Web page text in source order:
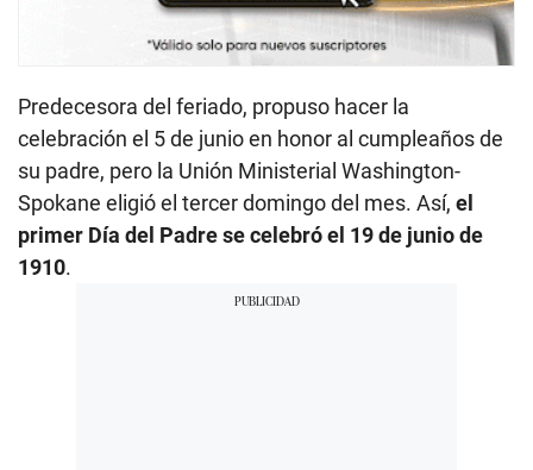
Predecesora del feriado, propuso hacer la
celebración el 5 de junio en honor al cumpleaños de
su padre, pero la Unión Ministerial Washington-
Spokane eligió el tercer domingo del mes. Así, el
primer Día del Padre se celebró el 19 de junio de
1910.